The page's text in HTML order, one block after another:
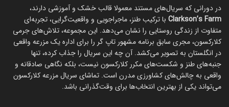
در دورانی که سریال‌های مستند معمولا قالب خشک و آموزشی دارند،
Clarkson’s Farm با ترکیب طنز، ماجراجویی و واقعیت‌گرایی، تجربه‌ای
متفاوت از زندگی روستایی را نشان می‌دهد. این مجموعه، تلاش‌های جرمی
کلارکسون، مجری سابق برنامه مشهور تاپ گر را برای اداره یک مزرعه واقعی
در انگلستان به تصویر می‌کشد. آن چه این سریال را جذاب کرده، تنها
جنبه‌های طنز و شکست‌های مکرر کلارکسون نیست، بلکه نگاهی صادقانه و
واقعی به چالش‌های کشاورزی مدرن است. تماشای سریال مزرعه کلارکسون
می‌تواند یکی از بهترین انتخاب‌ها برای وقت‌گذرانی باشد.